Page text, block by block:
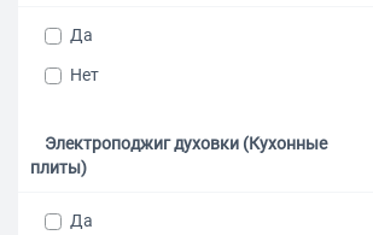
Да
Нет
Электроподжиг духовки (Кухонные
плиты)
Да